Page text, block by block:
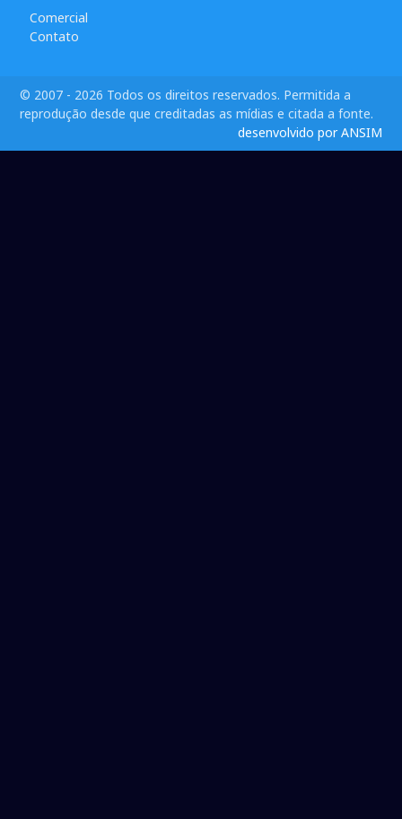
Comercial
Contato
© 2007 - 2026 Todos os direitos reservados. Permitida a
reprodução desde que creditadas as mídias e citada a fonte.
desenvolvido por ANSIM